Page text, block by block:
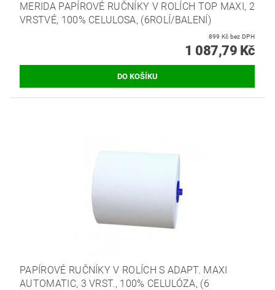
MERIDA PAPÍROVÉ RUČNÍKY V ROLÍCH TOP MAXI, 2
VRSTVÉ, 100% CELULOSA, (6ROLÍ/BALENÍ)
899 Kč bez DPH
1 087,79 Kč
PAPÍROVÉ RUČNÍKY V ROLÍCH S ADAPT. MAXI
AUTOMATIC, 3 VRST., 100% CELULÓZA, (6